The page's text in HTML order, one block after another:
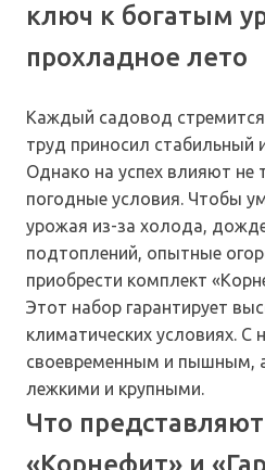
ключ к богатым
прохладное лето
Каждый садовод
труд приносил стабильный
Однако на успех влияют не
погодные условия. Чтобы
урожая из-за холода,
подтоплений, опытные
приобрести комплект
Этот набор гарантирует
климатических условиях. С
своевременным и пышным,
лежкими и крупными.
Что